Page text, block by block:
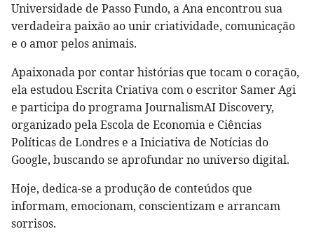
Universidade de Passo Fundo, a Ana encontrou sua
verdadeira paixão ao unir criatividade, comunicação
e o amor pelos animais.
Apaixonada por contar histórias que tocam o coração,
ela estudou Escrita Criativa com o escritor Samer Agi
e participa do programa JournalismAI Discovery,
organizado pela Escola de Economia e Ciências
Políticas de Londres e a Iniciativa de Notícias do
Google, buscando se aprofundar no universo digital.
Hoje, dedica-se a produção de conteúdos que
informam, emocionam, conscientizam e arrancam
sorrisos.